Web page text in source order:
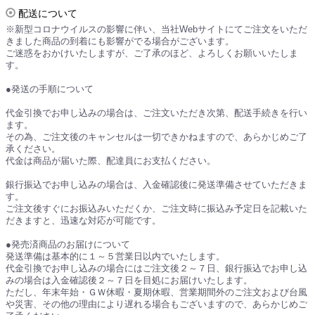
配送について
※新型コロナウイルスの影響に伴い、当社Webサイトにてご注文をいただ
きました商品の到着にも影響がでる場合がございます。
ご迷惑をおかけいたしますが、ご了承のほど、よろしくお願いいたしま
す。
●発送の手順について
代金引換でお申し込みの場合は、ご注文いただき次第、配送手続きを行い
ます。
その為、ご注文後のキャンセルは一切できかねますので、あらかじめご了
承ください。
代金は商品が届いた際、配達員にお支払ください。
銀行振込でお申し込みの場合は、入金確認後に発送準備させていただきま
す。
ご注文後すぐにお振込みいただくか、ご注文時に振込み予定日を記載いた
だきますと、迅速な対応が可能です。
●発売済商品のお届けについて
発送準備は基本的に１～５営業日以内でいたします。
代金引換でお申し込みの場合にはご注文後２～７日、銀行振込でお申し込
みの場合は入金確認後２～７日を目処にお届けいたします。
ただし、年末年始・ＧＷ休暇・夏期休暇、営業期間外のご注文および台風
や災害、その他の理由により遅れる場合もございますので、あらかじめご